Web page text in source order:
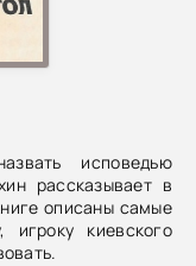
исповедью
рассказывает в
описаны самые
киевского